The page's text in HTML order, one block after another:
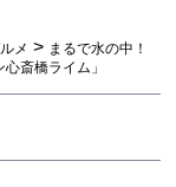
メ > まるで水の中！
斎橋ライム」